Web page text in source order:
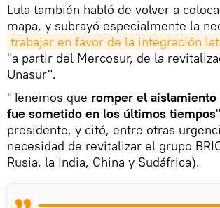
Lula también habló de volver a
mapa, y subrayó especialmente la
trabajar en favor de la integración
"a partir del Mercosur, de la
Unasur".
"Tenemos que romper el aislamiento
fue sometido en los últimos tiempos
presidente, y citó, entre otras
necesidad de revitalizar el grupo
Rusia, la India, China y Sudáfrica).